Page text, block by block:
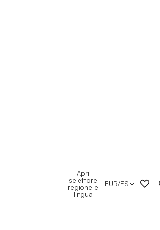
Apri
selettore
regione e
lingua
EUR/ES